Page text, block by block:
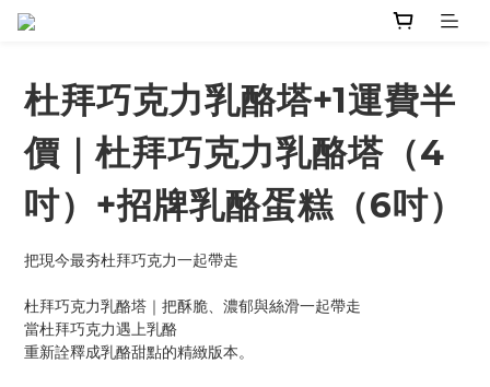
杜拜巧克力乳酪塔+1運費半
價｜杜拜巧克力乳酪塔（4
吋）+招牌乳酪蛋糕（6吋）
把現今最夯杜拜巧克力一起帶走
杜拜巧克力乳酪塔｜把酥脆、濃郁與絲滑一起帶走
當杜拜巧克力遇上乳酪
重新詮釋成乳酪甜點的精緻版本。